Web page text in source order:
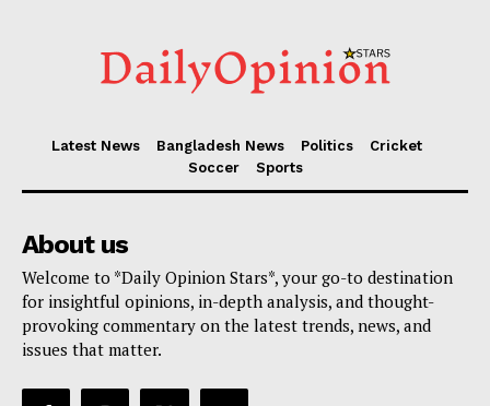
Latest News Bangladesh News Politics
Cricket
Soccer
Sports
About us
Welcome to *Daily Opinion Stars*, your go-to destination
for insightful opinions, in-depth analysis, and thought-
provoking commentary on the latest trends, news, and
issues that matter.